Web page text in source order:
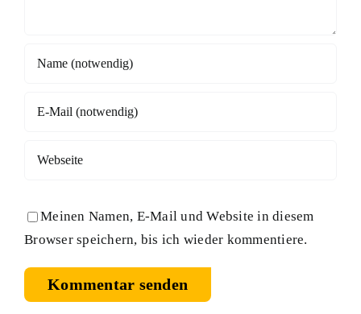
Meinen Namen, E-Mail und Website in diesem
Browser speichern, bis ich wieder kommentiere.